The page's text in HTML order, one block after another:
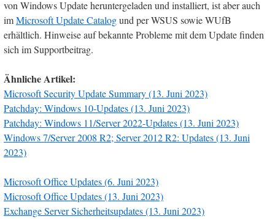
von Windows Update heruntergeladen und installiert, ist aber auch
imMicrosoft Update Catalogund per WSUS sowie WUfB
erhältlich. Hinweise auf bekannte Probleme mit dem Update finden
sich im Supportbeitrag.
Ähnliche Artikel:
Microsoft Security Update Summary (13. Juni 2023)
Patchday: Windows 10-Updates (13. Juni 2023)
Patchday: Windows 11/Server 2022-Updates (13. Juni 2023)
Windows 7/Server 2008 R2; Server 2012 R2: Updates (13. Juni
2023)
Microsoft Office Updates (6. Juni 2023)
Microsoft Office Updates (13. Juni 2023)
Exchange Server Sicherheitsupdates (13. Juni 2023)